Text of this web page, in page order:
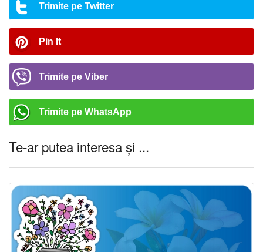
Trimite pe Twitter
Pin It
Trimite pe Viber
Trimite pe WhatsApp
Te-ar putea interesa și ...